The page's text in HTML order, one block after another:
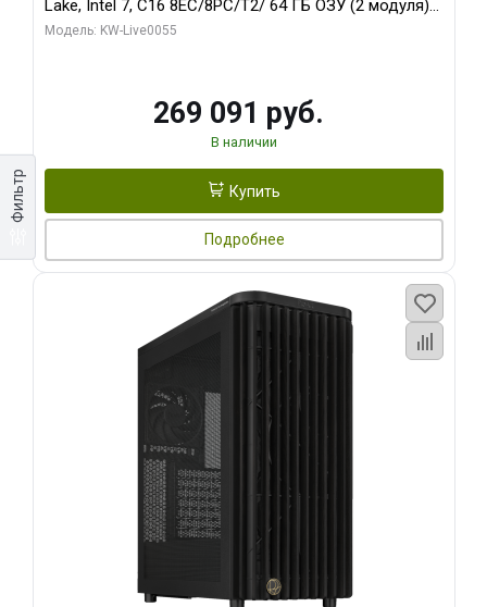
Фильтр
Lake, Intel 7, C16 8EC/8PC/T2/ 64 ГБ ОЗУ (2 модуля)/
MSI RTX5080 SHADOW 3X OC 16GB GDDR7 256bit 3xDP
Модель: KW-Live0055
269 091 руб.
В наличии
Купить
Подробнее